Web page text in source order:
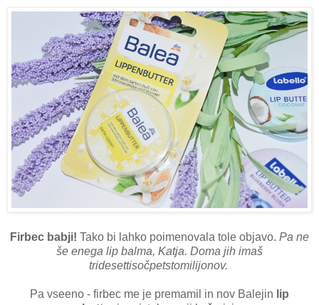
Firbec babji! Tako bi lahko poimenovala tole objavo. Pa ne
še enega lip balma, Katja. Doma jih imaš
tridesettisočpetstomilijonov.
Pa vseeno - firbec me je premamil in nov Balejin lip